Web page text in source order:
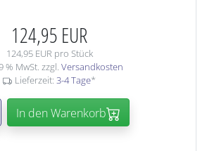
124,95 EUR
124,95 EUR pro Stück
% MwSt. zzgl. Versandkosten
Lieferzeit: 3-4 Tage*
In den Warenkorb